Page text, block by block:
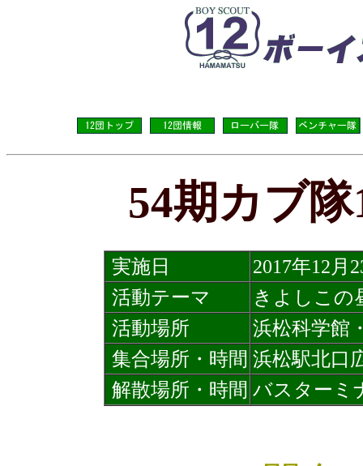
54期カブ
実施日
2017年12月
活動テーマ
きよしこの
活動場所
浜松科学館
集合場所・時間 浜松駅北口
解散場所・時間 バスターミ